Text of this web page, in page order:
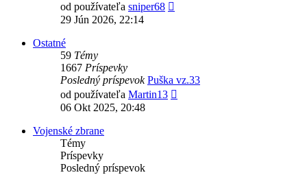
od používateľa sniper68
29 Jún 2026, 22:14
Ostatné
59 Témy
1667 Príspevky
Posledný príspevok Puška vz.33
od používateľa Martin13
06 Okt 2025, 20:48
Vojenské zbrane
Témy
Príspevky
Posledný príspevok